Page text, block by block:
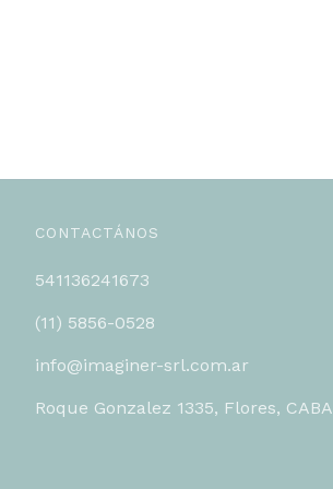
CONTACTÁNOS
541136241673
(11) 5856-0528
info@imaginer-srl.com.ar
Roque Gonzalez 1335, Flores, CABA